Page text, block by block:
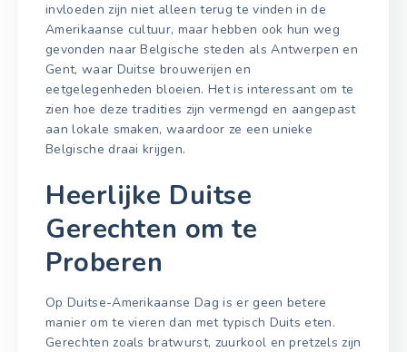
invloeden zijn niet alleen terug te vinden in de
Amerikaanse cultuur, maar hebben ook hun weg
gevonden naar Belgische steden als Antwerpen en
Gent, waar Duitse brouwerijen en
eetgelegenheden bloeien. Het is interessant om te
zien hoe deze tradities zijn vermengd en aangepast
aan lokale smaken, waardoor ze een unieke
Belgische draai krijgen.
Heerlijke Duitse
Gerechten om te
Proberen
Op Duitse-Amerikaanse Dag is er geen betere
manier om te vieren dan met typisch Duits eten.
Gerechten zoals bratwurst, zuurkool en pretzels zijn